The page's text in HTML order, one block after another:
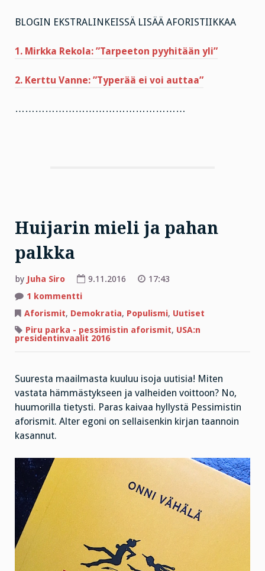
BLOGIN EKSTRALINKEISSÄ LISÄÄ AFORISTIIKKAA
1. Mirkka Rekola: ”Tarpeeton pyyhitään yli”
2. Kerttu Vanne: ”Typerää ei voi auttaa”
……………………………………………
Huijarin mieli ja pahan
palkka
by Juha Siro 9.11.2016
17:43
1 kommenttiartikkeliin
mieli
pahan
palkka
Aforismit, Demokratia, Populismi, Uutiset
Piru parka - pessimistin aforismit, USA:n
presidentinvaalit 2016
Suuresta maailmasta kuuluu isoja uutisia! Miten
vastata hämmästykseen ja valheiden voittoon? No,
huumorilla tietysti. Paras kaivaa hyllystä Pessimistin
aforismit. Alter egoni on sellaisenkin kirjan taannoin
kasannut.